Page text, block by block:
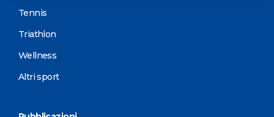
Tennis
Triathlon
Wellness
Altri sport